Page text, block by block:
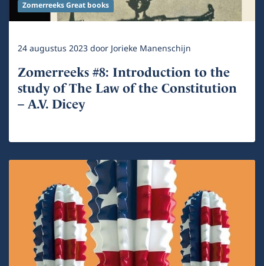
Zomerreeks Great books
24 augustus 2023door Jorieke Manenschijn
Zomerreeks #8: Introduction to the
study of The Law of the Constitution
– A.V. Dicey